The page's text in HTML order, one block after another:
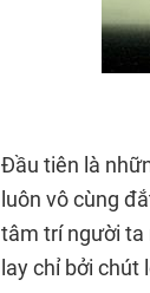
Đầu tiên là
luôn vô cùng
tâm trí người ta
lay chỉ bởi chút